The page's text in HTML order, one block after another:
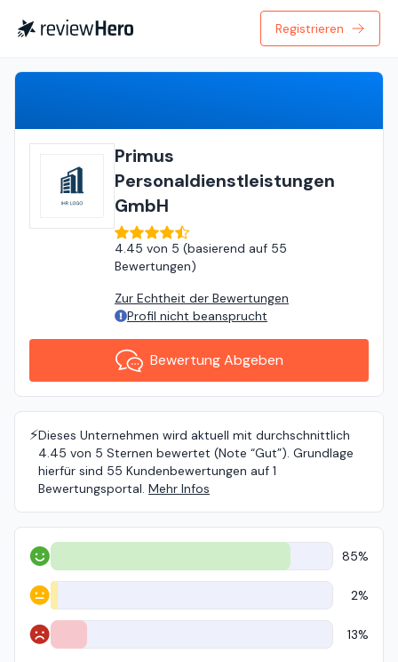
Registrieren
Primus
Personaldienstleistungen
GmbH
4.45 von 5 (basierend auf 55
Bewertungen)
Zur Echtheit der Bewertungen
Profil nicht beansprucht
Bewertung Abgeben
⚡️Dieses Unternehmen wird aktuell mit durchschnittlich
4.45 von 5 Sternen bewertet (Note “Gut”). Grundlage
hierfür sind 55 Kundenbewertungen auf 1
Bewertungsportal. Mehr Infos
Positiv 85%
Neutral 2%
Negativ 13%